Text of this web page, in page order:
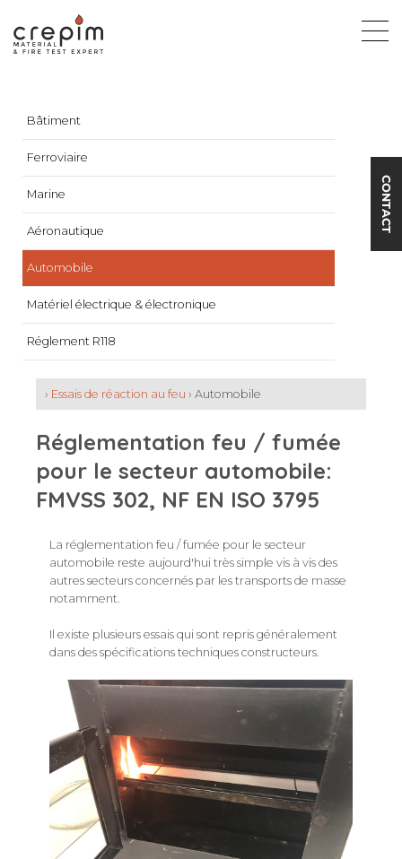
Bâtiment
Ferroviaire
Marine
Aéronautique
Automobile
Matériel électrique & électronique
Réglement R118
› Essais de réaction au feu › Automobile
Réglementation feu / fumée
pour le secteur automobile:
FMVSS 302, NF EN ISO 3795
La réglementation feu / fumée pour le secteur
automobile reste aujourd'hui très simple vis à vis des
autres secteurs concernés par les transports de masse
notamment.
Il existe plusieurs essais qui sont repris généralement
dans des spécifications techniques constructeurs.
CONTACT